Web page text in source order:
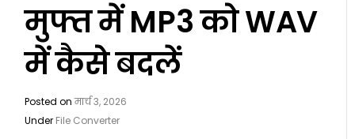
मुफ्त में MP3 को WAV
में कैसे बदलें
Posted onमार्च 3, 2026
Under File Converter